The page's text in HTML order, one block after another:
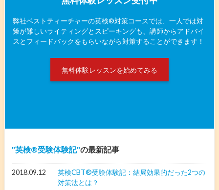
弊社ベストティーチャーの英検®️対策コースでは、一人では対
策が難しいライティングとスピーキングも、講師からアドバイ
スとフィードバックをもらいながら対策することができます！
無料体験レッスンを始めてみる
英検®︎受験体験記 の最新記事
2018.09.12
英検CBT®️受験体験記：結局効果的だった2つの
対策法とは？